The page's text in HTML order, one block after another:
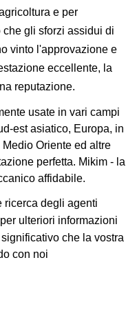
e per
gli sforzi assidui di
vinto l'approvazione e
eccellente, la
reputazione.
usate in vari campi
est asiatico, Europa, in
Oriente ed altre
perfetta. Mikim - la
affidabile.
ricerca degli agenti
per ulteriori informazioni
che la vostra
con noi